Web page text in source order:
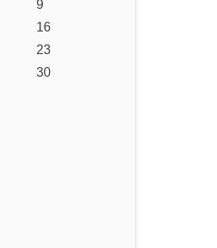
9
16
23
30